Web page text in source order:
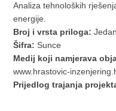
Analiza tehnoloških
energije.
Broj i vrsta priloga:
Šifra: Sunce
Medij koji namjerava
www.hrastovic-
Prijedlog trajanja